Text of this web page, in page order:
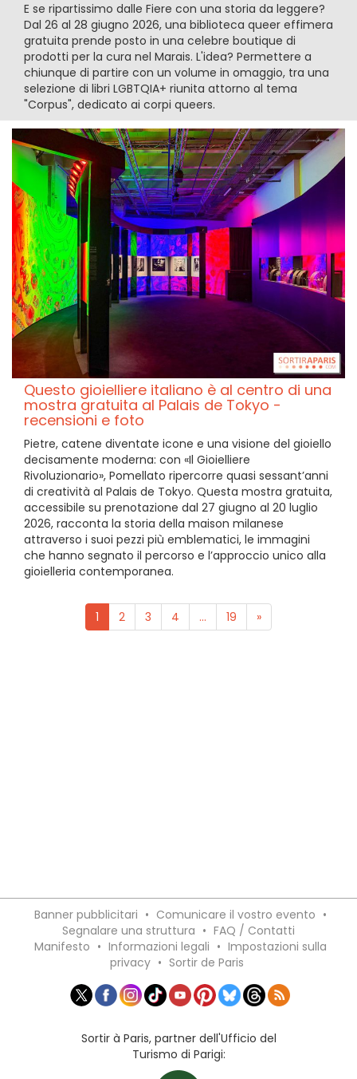
E se ripartissimo dalle Fiere con una storia da leggere?
Dal 26 al 28 giugno 2026, una biblioteca queer effimera
gratuita prende posto in una celebre boutique di
prodotti per la cura nel Marais. L'idea? Permettere a
chiunque di partire con un volume in omaggio, tra una
selezione di libri LGBTQIA+ riunita attorno al tema
"Corpus", dedicato ai corpi queers.
Questo gioielliere italiano è al centro di una
mostra gratuita al Palais de Tokyo -
recensioni e foto
Pietre, catene diventate icone e una visione del gioiello
decisamente moderna: con «Il Gioielliere
Rivoluzionario», Pomellato ripercorre quasi sessant’anni
di creatività al Palais de Tokyo. Questa mostra gratuita,
accessibile su prenotazione dal 27 giugno al 20 luglio
2026, racconta la storia della maison milanese
attraverso i suoi pezzi più emblematici, le immagini
che hanno segnato il percorso e l’approccio unico alla
gioielleria contemporanea.
1 2 3 4 ... 19 »
Banner pubblicitari • Comunicare il vostro evento •
Segnalare una struttura • FAQ / Contatti
Manifesto • Informazioni legali • Impostazioni sulla
privacy • Sortir de Paris
Sortir à Paris, partner dell'Ufficio del
Turismo di Parigi: